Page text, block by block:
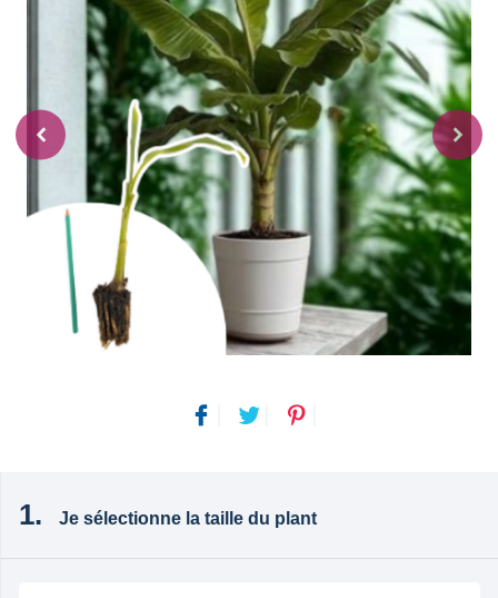
Je sélectionne la taille du plant